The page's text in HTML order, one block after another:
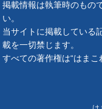
掲載情報は執筆時のもの
い。
当サイトに掲載している
載を一切禁じます。
すべての著作権は“はま